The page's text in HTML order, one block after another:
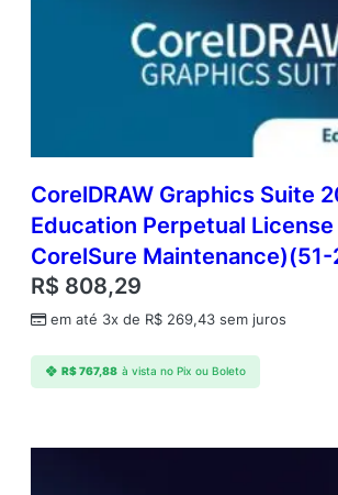
CorelDRAW Graphics Suite
Education Perpetual License
CorelSure
R$ 808,29
em até 3x de R$ 269,43 sem juros
R$767,88 à vista no Pix ou Boleto